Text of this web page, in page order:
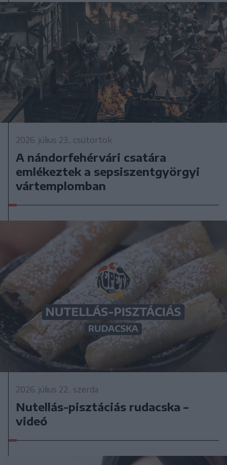
2026. július 23., csütörtök
A nándorfehérvári csatára
emlékeztek a sepsiszentgyörgyi
vártemplomban
2026. július 22., szerda
Nutellás-pisztáciás rudacska –
videó